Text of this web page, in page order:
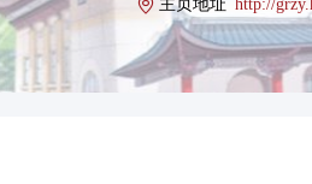
主页地址 http://